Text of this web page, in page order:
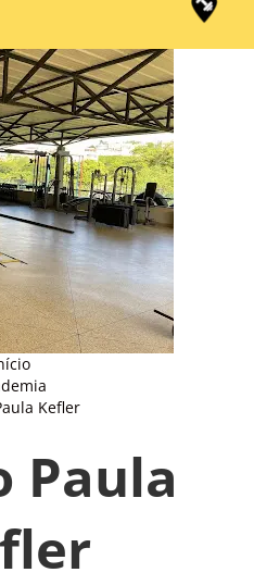
Kefler
Paula